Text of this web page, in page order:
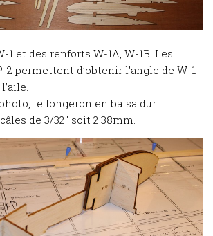
1 et des renforts W-1A, W-1B. Les
2 permettent d’obtenir l’angle de W-1
le longeron en balsa dur
de 3/32″ soit 2.38mm.